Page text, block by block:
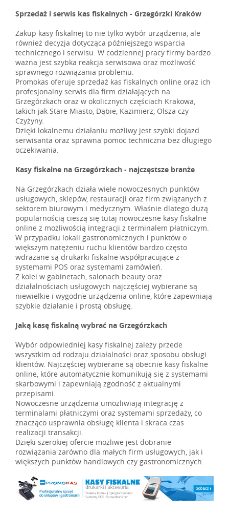
Sprzedaż i serwis kas fiskalnych - Grzegórzki Kraków
Zakup kasy fiskalnej to nie tylko wybór urządzenia, ale
również decyzja dotycząca późniejszego wsparcia
technicznego i serwisu. W codziennej pracy firmy bardzo
ważna jest szybka reakcja serwisowa oraz możliwość
sprawnego rozwiązania problemu.
Promokas oferuje sprzedaż kas fiskalnych online oraz ich
profesjonalny serwis dla firm działających na
Grzegórzkach oraz w okolicznych częściach Krakowa,
takich jak Stare Miasto, Dąbie, Kazimierz, Olsza czy
Czyżyny.
Dzięki lokalnemu działaniu możliwy jest szybki dojazd
serwisanta oraz sprawna pomoc techniczna bez długiego
oczekiwania.
Kasy fiskalne na Grzegórzkach - najczęstsze branże
Na Grzegórzkach działa wiele nowoczesnych punktów
usługowych, sklepów, restauracji oraz firm związanych z
sektorem biurowym i medycznym. Właśnie dlatego dużą
popularnością cieszą się tutaj nowoczesne kasy fiskalne
online z możliwością integracji z terminalem płatniczym.
W przypadku lokali gastronomicznych i punktów o
większym natężeniu ruchu klientów bardzo często
wdrażane są drukarki fiskalne współpracujące z
systemami POS oraz systemami zamówień.
Z kolei w gabinetach, salonach beauty oraz
działalnościach usługowych najczęściej wybierane są
niewielkie i wygodne urządzenia online, które zapewniają
szybkie działanie i prostą obsługę.
Jaką kasę fiskalną wybrać na Grzegórzkach
Wybór odpowiedniej kasy fiskalnej zależy przede
wszystkim od rodzaju działalności oraz sposobu obsługi
klientów. Najczęściej wybierane są obecnie kasy fiskalne
online, które automatycznie komunikują się z systemami
skarbowymi i zapewniają zgodność z aktualnymi
przepisami.
Nowoczesne urządzenia umożliwiają integrację z
terminalami płatniczymi oraz systemami sprzedaży, co
znacząco usprawnia obsługę klienta i skraca czas
realizacji transakcji.
Dzięki szerokiej ofercie możliwe jest dobranie
rozwiązania zarówno dla małych firm usługowych, jak i
większych punktów handlowych czy gastronomicznych.